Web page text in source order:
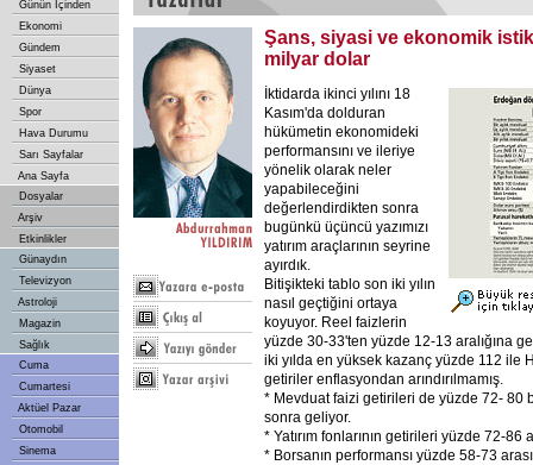
Günün İçinden
Ekonomi
Gündem
Siyaset
Dünya
Spor
Hava Durumu
Sarı Sayfalar
Ana Sayfa
Dosyalar
Arşiv
Etkinlikler
Günaydın
Televizyon
Astroloji
Magazin
Sağlık
Cuma
Cumartesi
Aktüel Pazar
Otomobil
Sinema
Şans, siyasi ve ekonomik
milyar dolar
İktidarda ikinci yılını 18
Kasım'da dolduran
hükümetin ekonomideki
performansını ve ileriye
yönelik olarak neler
yapabileceğini
değerlendirdikten sonra
bugünkü üçüncü yazımızı
yatırım araçlarının seyrine
ayırdık.
Bitişikteki tablo son iki yılın
nasıl geçtiğini ortaya
koyuyor. Reel faizlerin
yüzde 30-33'ten yüzde 12-13 aralığına
iki yılda en yüksek kazanç yüzde 112 ile
getiriler enflasyondan arındırılmamış.
* Mevduat faizi getirileri de yüzde 72- 80
sonra geliyor.
* Yatırım fonlarının getirileri yüzde 72-86
* Borsanın performansı yüzde 58-73